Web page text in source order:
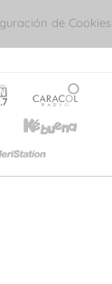
de Cookies